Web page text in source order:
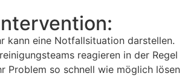
kann eine Notfallsituation darstellen.
reagieren in der Regel
Problem so schnell wie möglich lösen